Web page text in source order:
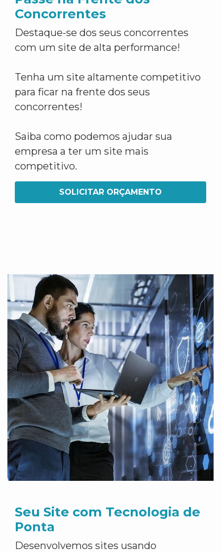
Concorrentes
Destaque-se dos seus concorrentes
com um site de alta performance!
Tenha um site altamente competitivo
para ficar na frente dos seus
concorrentes!
Saiba como podemos ajudar sua
empresa a ter um site mais
competitivo.
SOLICITAR ORÇAMENTO
Seu Site com Tecnologia de
Ponta
Desenvolvemos sites usando